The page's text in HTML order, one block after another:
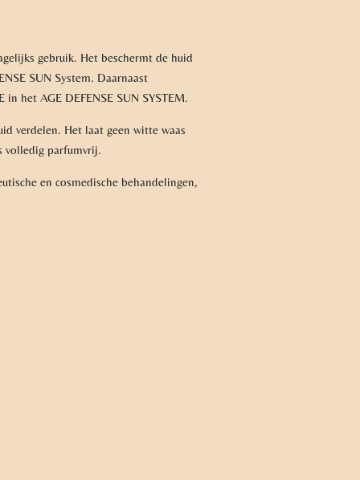
gebruik. Het beschermt de huid
SUN System. Daarnaast
het AGE DEFENSE SUN SYSTEM.
verdelen. Het laat geen witte waas
volledig parfumvrij.
en cosmedische behandelingen,